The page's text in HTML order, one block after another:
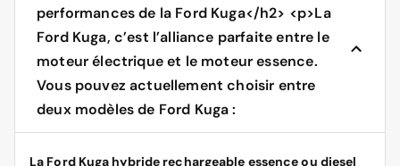
performances de la Ford Kuga</h2> <p>La
Ford Kuga, c’est l’alliance parfaite entre le
moteur électrique et le moteur essence.
Vous pouvez actuellement choisir entre
deux modèles de Ford Kuga :
La Ford Kuga hybride rechargeable essence ou diesel